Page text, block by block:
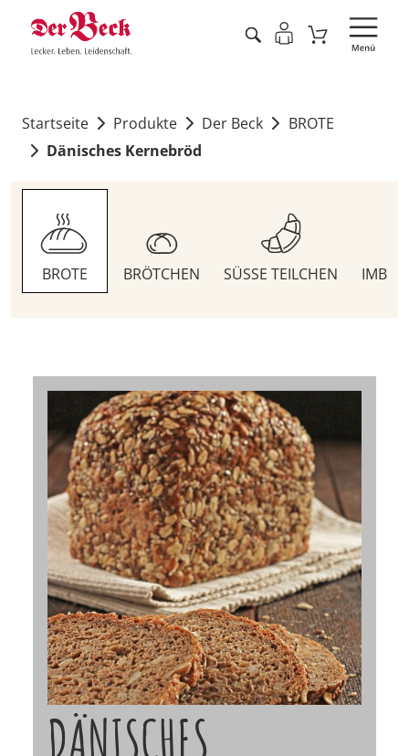
Startseite Produkte Der Beck
BROTE
Dänisches Kernebröd
BROTE BRÖTCHEN SÜSSE TEILCHEN
DÄNISCHES